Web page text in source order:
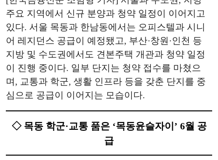
주요 지역에서 신규 분양과 청약 일정이 이어지고
있다. 서울 목동과 한남동에서는 오피스텔과 시니
어 레지던스 공급이 예정됐고, 부산·창원·인천 등
지방 및 수도권에서도 견본주택 개관과 청약 일정
이 진행 중이다. 일부 단지는 청약 접수를 마쳤으
며, 교통과 학군, 생활 인프라 등을 갖춘 단지를 중
심으로 공급이 이어지는 모습이다.
◇ 목동 학군·교통 품은 ‘목동윤슬자이’ 6월 공
급